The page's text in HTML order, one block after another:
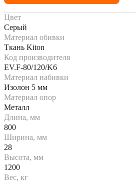
Цвет
Серый
Материал обивки
Ткань Kiton
Код производителя
EV.F-80/120/K6
Материал набивки
Изолон 5 мм
Материал опор
Металл
Длина, мм
800
Ширина, мм
28
Высота, мм
1200
Вес, кг